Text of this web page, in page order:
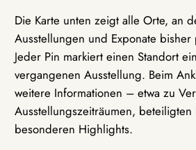
Die Karte unten zeigt alle Orte, an
Ausstellungen und Exponate
Jeder Pin markiert einen Standort
vergangenen Ausstellung. Beim
weitere Informationen – etwa zu
Ausstellungszeiträumen,
besonderen Highlights.